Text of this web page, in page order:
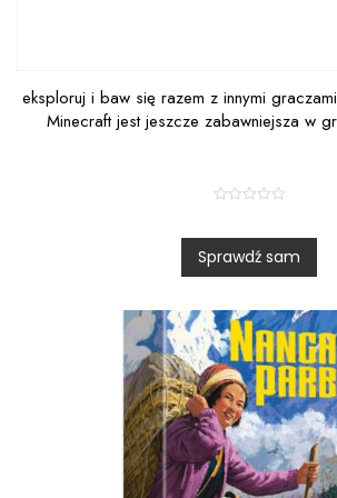
eksploruj i baw się razem z innymi
Minecraft jest jeszcze zabawniejsza w
t
e
d
0
t
o
f
5
Sprawdź sam